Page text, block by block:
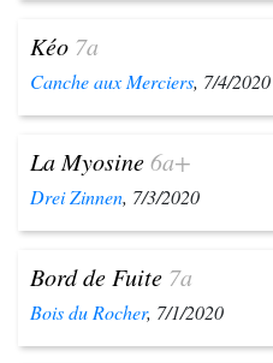
Kéo 7a
Canche aux Merciers, 7/4/2020
La Myosine6a+
Drei Zinnen, 7/3/2020
Bord de Fuite 7a
Bois du Rocher, 7/1/2020